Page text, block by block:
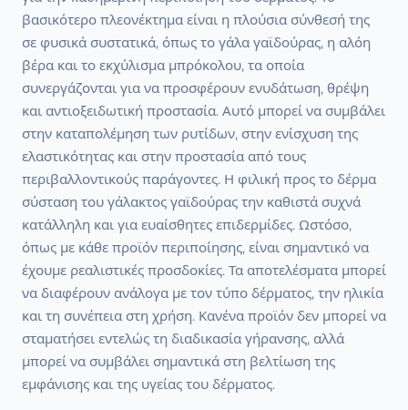
βασικότερο πλεονέκτημα είναι η πλούσια σύνθεσή της
σε φυσικά συστατικά, όπως το γάλα γαϊδούρας, η αλόη
βέρα και το εκχύλισμα μπρόκολου, τα οποία
συνεργάζονται για να προσφέρουν ενυδάτωση, θρέψη
και αντιοξειδωτική προστασία. Αυτό μπορεί να συμβάλει
στην καταπολέμηση των ρυτίδων, στην ενίσχυση της
ελαστικότητας και στην προστασία από τους
περιβαλλοντικούς παράγοντες. Η φιλική προς το δέρμα
σύσταση του γάλακτος γαϊδούρας την καθιστά συχνά
κατάλληλη και για ευαίσθητες επιδερμίδες. Ωστόσο,
όπως με κάθε προϊόν περιποίησης, είναι σημαντικό να
έχουμε ρεαλιστικές προσδοκίες. Τα αποτελέσματα μπορεί
να διαφέρουν ανάλογα με τον τύπο δέρματος, την ηλικία
και τη συνέπεια στη χρήση. Κανένα προϊόν δεν μπορεί να
σταματήσει εντελώς τη διαδικασία γήρανσης, αλλά
μπορεί να συμβάλει σημαντικά στη βελτίωση της
εμφάνισης και της υγείας του δέρματος.